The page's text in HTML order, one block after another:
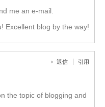
me an e-mail.
Excellent blog by the way!
返信 引用
the topic of blogging and